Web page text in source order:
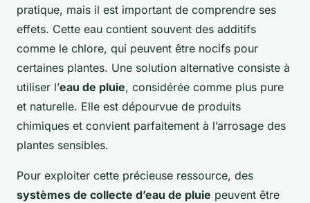
pratique, mais il est important de comprendre ses
effets. Cette eau contient souvent des additifs
comme le chlore, qui peuvent être nocifs pour
certaines plantes. Une solution alternative consiste à
utiliser l’eau de pluie, considérée comme plus pure
et naturelle. Elle est dépourvue de produits
chimiques et convient parfaitement à l’arrosage des
plantes sensibles.
Pour exploiter cette précieuse ressource, des
systèmes de collecte d’eau de pluie peuvent être